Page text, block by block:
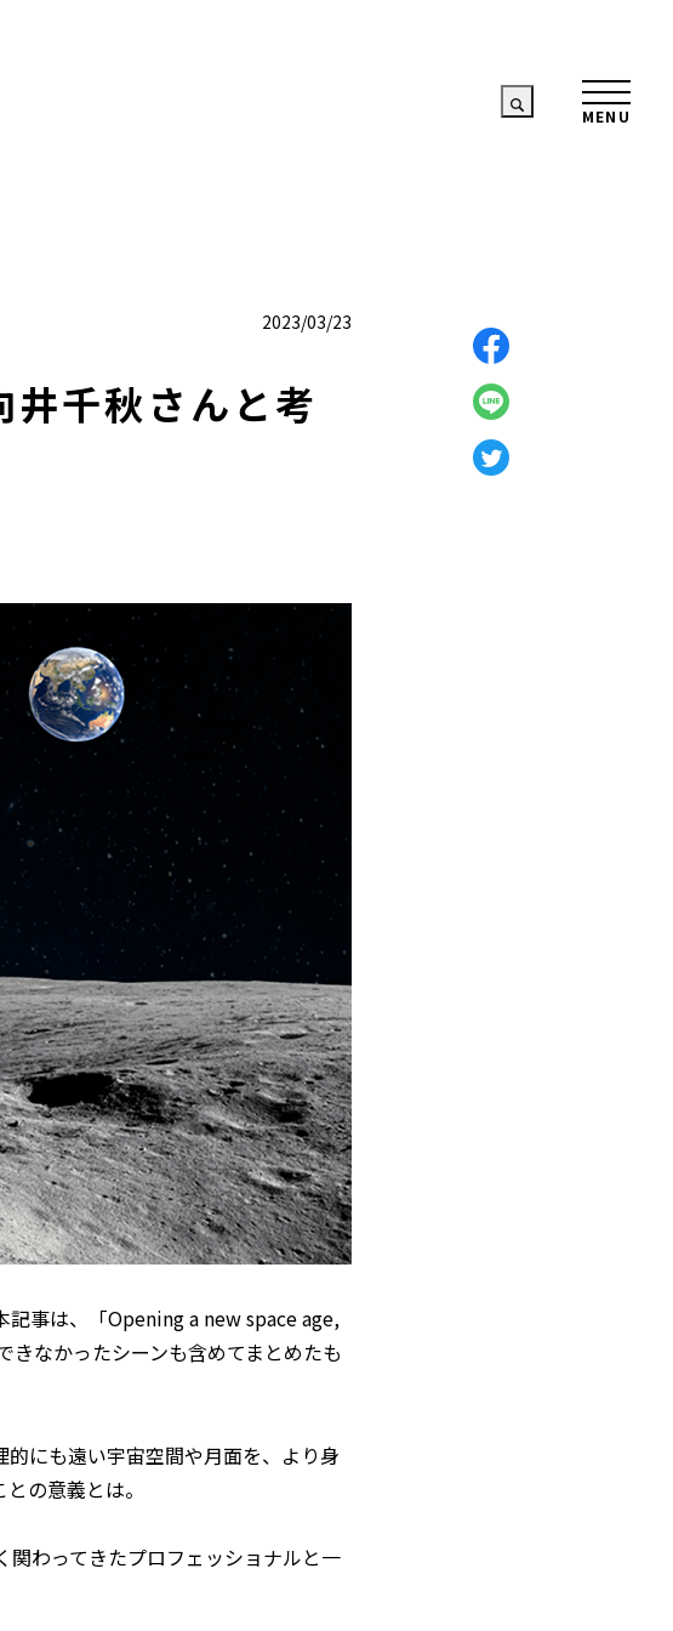
2023/03/23
千秋さんと考
事は、「Opening a new space age,
きなかったシーンも含めてまとめたも
にも遠い宇宙空間や月面を、より身
の意義とは。
わってきたプロフェッショナルと一